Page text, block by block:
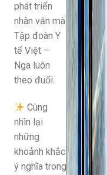
phát triển
nhân văn mà
Tập đoàn Y
tế Việt –
Nga luôn
theo đuổi.
Cùng
nhìn lại
những
khoảnh khắc
ý nghĩa trong